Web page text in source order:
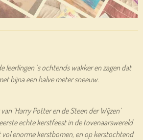
leerlingen ’s ochtends wakker en zagen dat
bijna een halve meter sneeuw.
‘Harry Potter en de Steen der Wijzen’
echte kerstfeest in de tovenaarswereld
vol enorme kerstbomen, en op kerstochtend